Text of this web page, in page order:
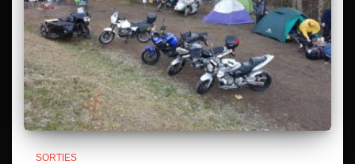
SORTIES